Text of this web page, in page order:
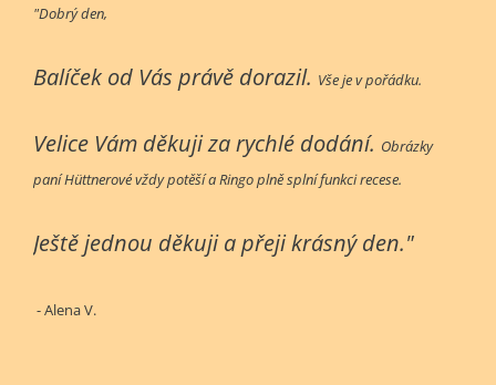
"Dobrý den,
Balíček od Vás právě dorazil. Vše je v pořádku.
Velice Vám děkuji za rychlé dodání. Obrázky
paní Hüttnerové vždy potěší a Ringo plně splní funkci recese.
Ještě jednou děkuji a přeji krásný den."
- Alena V.